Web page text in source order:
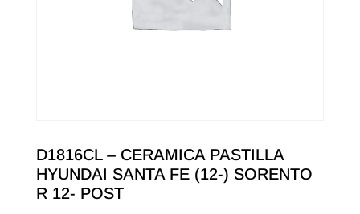
D1816CL – CERAMICA PASTILLA
HYUNDAI SANTA FE (12-) SORENTO
R 12- POST